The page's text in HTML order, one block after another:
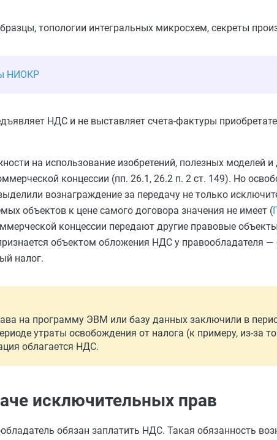
топологии интегральных микросхем, секреты
НИОКР
НДС и не выставляет счета-фактуры
на использование изобретений, полезных моделей и
концессии (пп. 26.1, 26.2 п. 2 ст. 149). Но
вознаграждение за передачу не только
объектов к цене самого договора значения не имеет (
концессии передают другие правовые
объектом обложения НДС у правообладателя —
налог.
на программу ЭВМ или базу данных заключили в
утраты освобождения от налога (к примеру, из-за
облагается НДС.
исключительных прав
обязан заплатить НДС. Такая обязанность